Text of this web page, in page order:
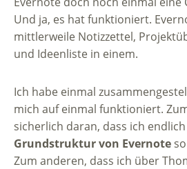
Und ja, es hat funktioniert.
mittlerweile Notizzettel,
und Ideenliste in einem.
Ich habe einmal
mich auf einmal funktioniert.
sicherlich daran, dass ich
Grundstruktur von Evernote
Zum anderen, dass ich über